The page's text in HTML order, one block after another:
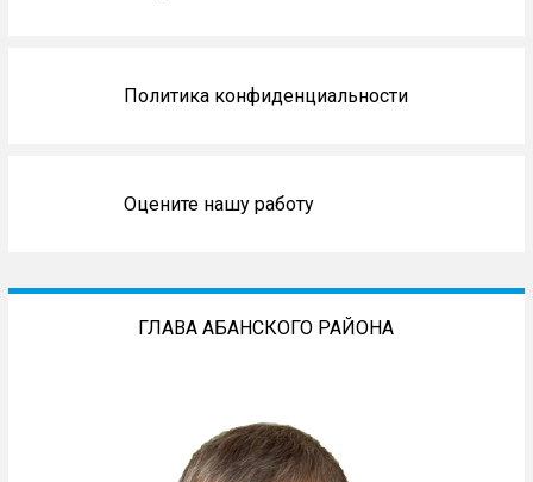
Политика конфиденциальности
Оцените нашу работу
ГЛАВА АБАНСКОГО РАЙОНА